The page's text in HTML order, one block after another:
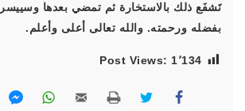
تَشفَع ذلك بالاستخارة ثم تمضي بعدها
بفضله ورحمته. والله تعالى أعلى وأعلم.
Post Views: 1٬134